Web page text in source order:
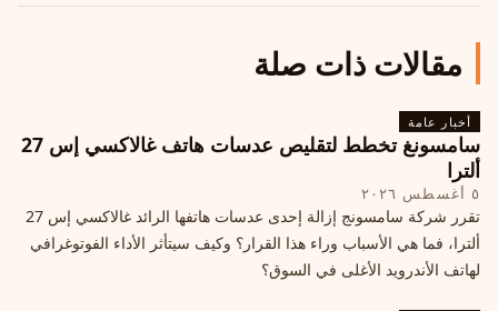
مقالات ذات صلة
أخبار عامة
سامسونغ تخطط لتقليص عدسات هاتف غالاكسي إس 27
ألترا
٥ أغسطس ٢٠٢٦
تقرر شركة سامسونج إزالة إحدى عدسات هاتفها الرائد غالاكسي إس 27
ألترا، فما هي الأسباب وراء هذا القرار؟ وكيف سيتأثر الأداء الفوتوغرافي
لهاتف الأندرويد الأغلى في السوق؟